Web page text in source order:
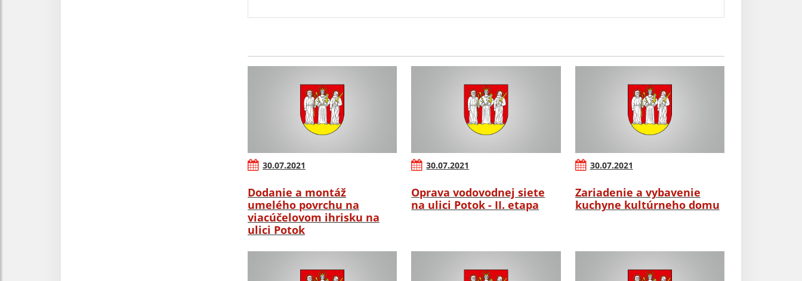
30.07.2021
Dodanie a montáž
umelého povrchu na
viacúčelovom ihrisku na
ulici Potok
30.07.2021
Oprava vodovodnej siete
na ulici Potok - II. etapa
30.07.2021
Zariadenie a vybavenie
kuchyne kultúrneho domu